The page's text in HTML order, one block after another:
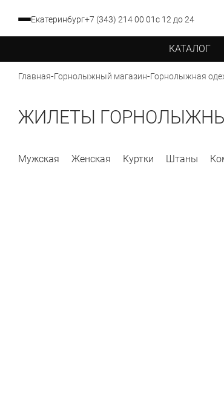
Екатеринбург+7 (343) 214 00 01с 12 до 24
КАТАЛОГ
Главная-Горнолыжный магазин-Горнолыжная
ЖИЛЕТЫ
Мужская Женская Куртки Штаны